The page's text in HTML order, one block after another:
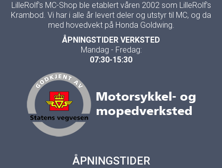
LilleRolf's MC-Shop ble etablert våren 2002 som LilleRolf's
Krambod. Vi har i alle år levert deler og utstyr til MC, og da
med hovedvekt på Honda Goldwing.
ÅPNINGSTIDER VERKSTED
Mandag - Fredag:
07:30-15:30
ÅPNINGSTIDER